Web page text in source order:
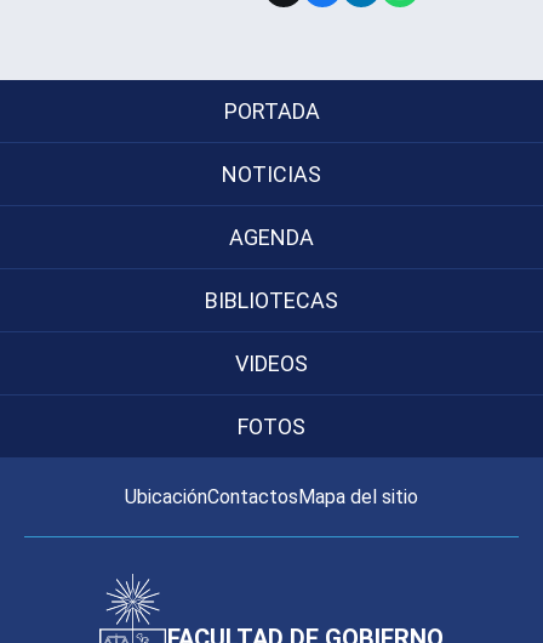
PORTADA
NOTICIAS
AGENDA
BIBLIOTECAS
VIDEOS
FOTOS
UbicaciónContactosMapa del sitio